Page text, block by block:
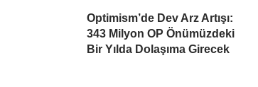
Optimism’de Dev Arz Artışı:
343 Milyon OP Önümüzdeki
Bir Yılda Dolaşıma Girecek